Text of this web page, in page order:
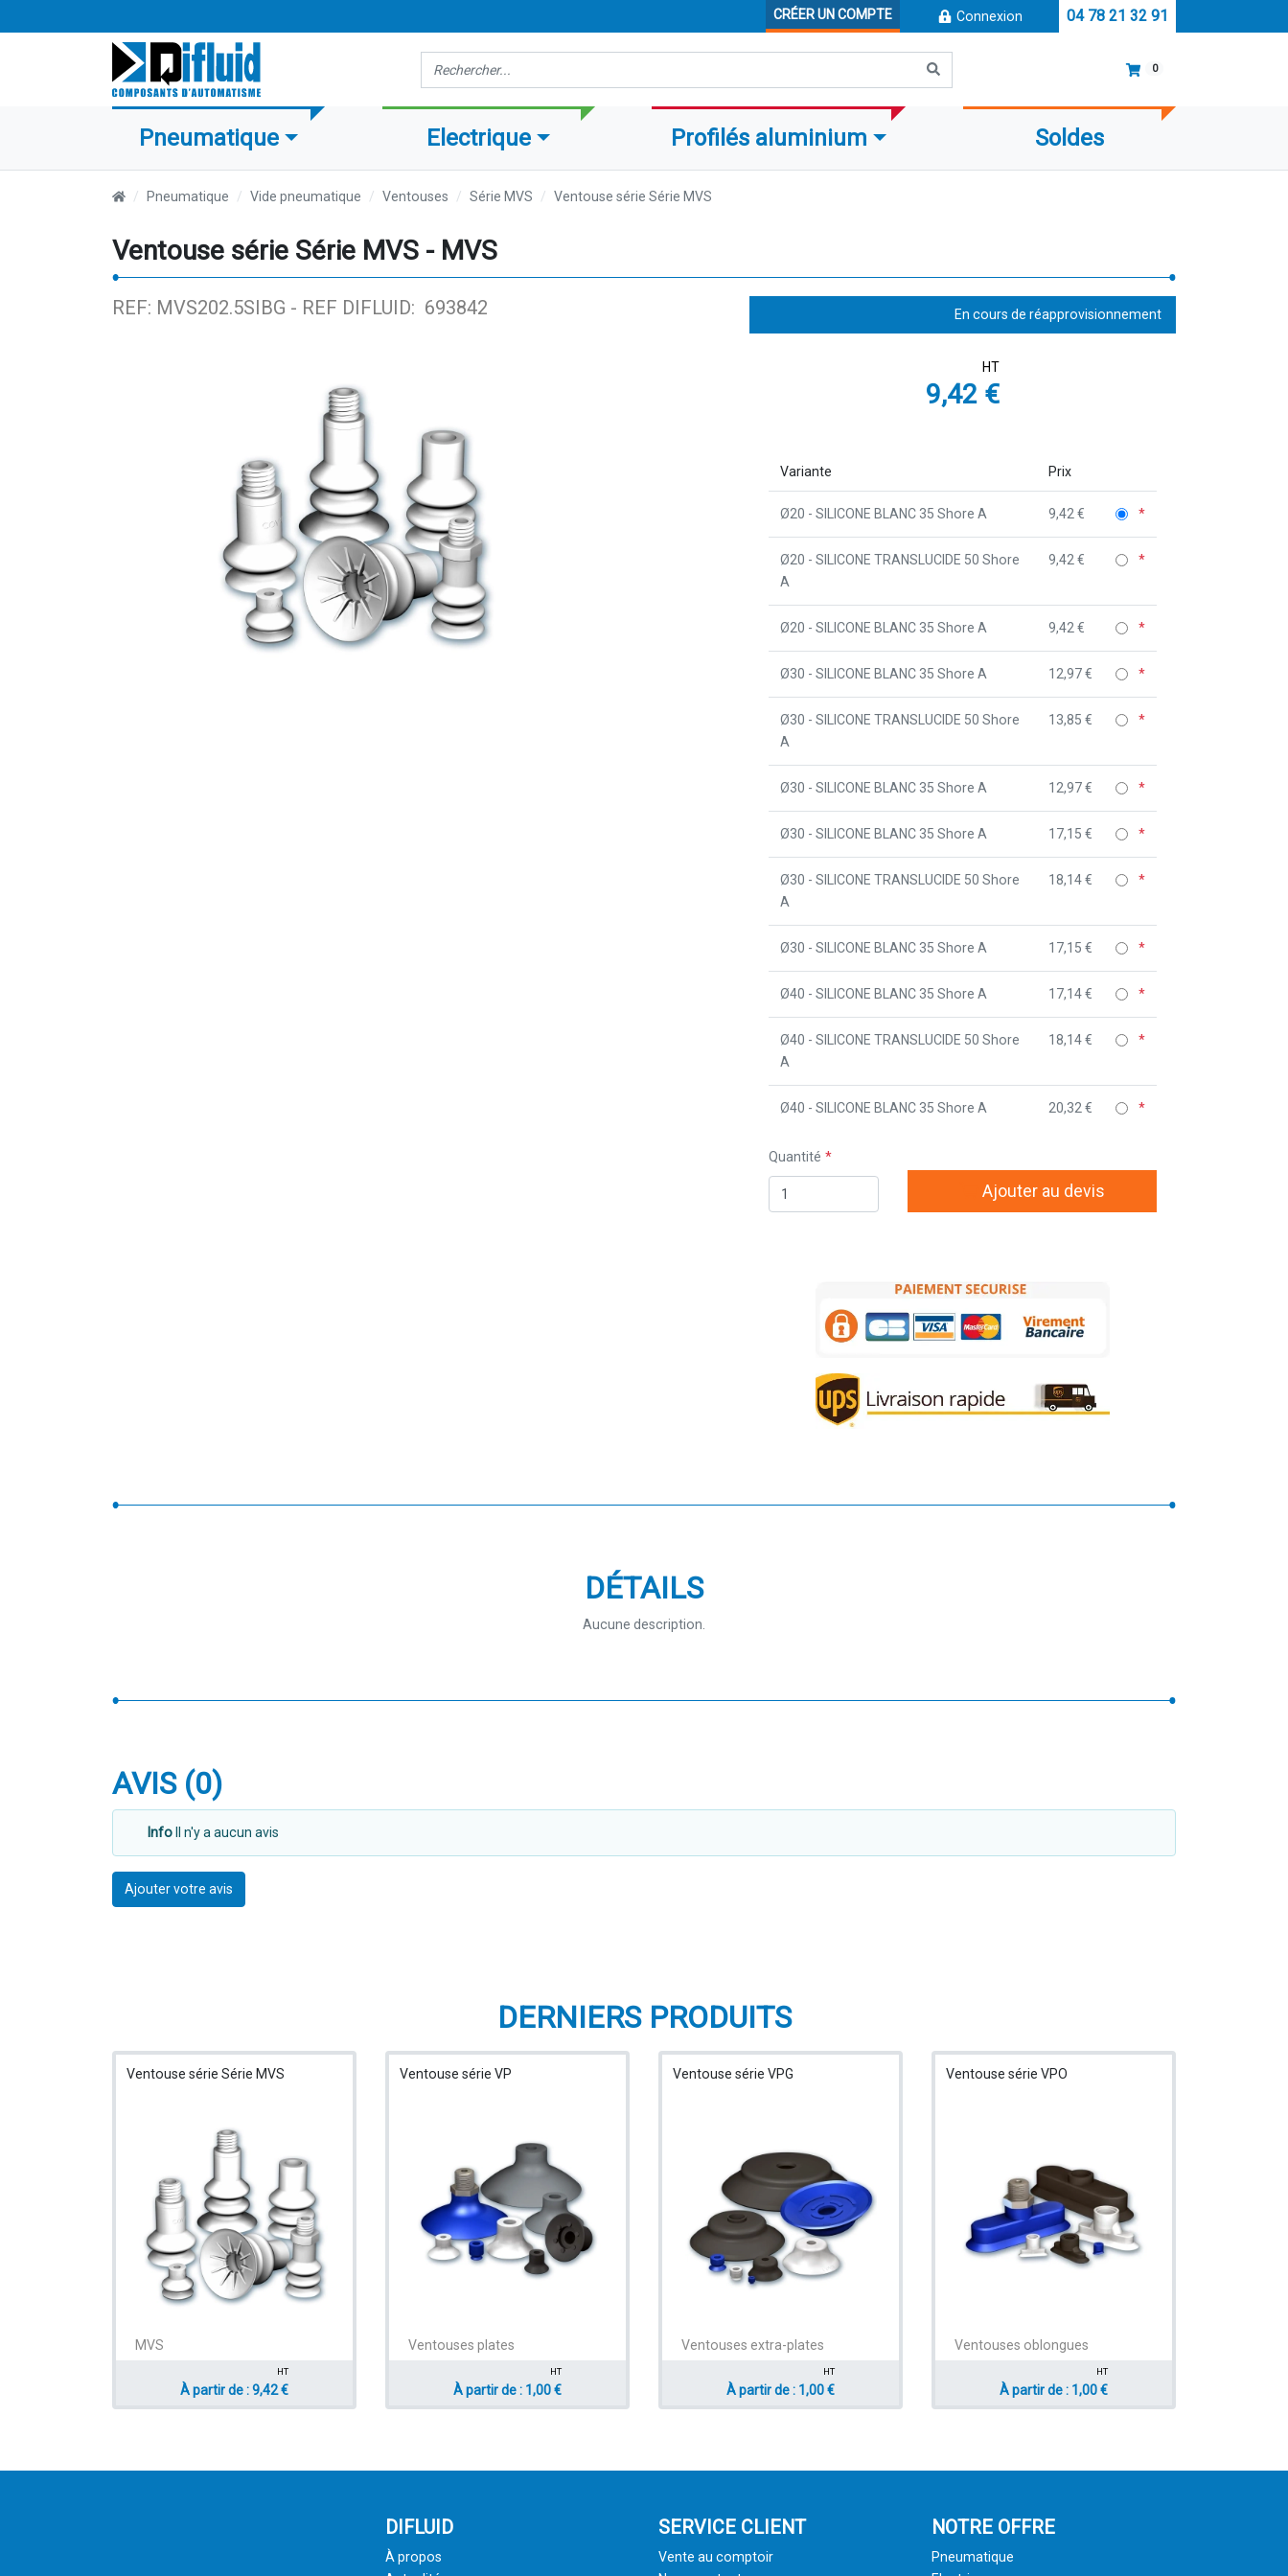
CRÉER UN COMPTE Connexion 04 78 21 32 91
Recherche 0
Pneumatique Electrique Profilés aluminium Soldes
Pneumatique Vide pneumatique Ventouses Série MVS Ventouse série Série MVS
Ventouse série Série MVS - MVS
REF: MVS202.5SIBG - REF DIFLUID: 693842 En cours de réapprovisionnement
HT
9,42 €
Variante Prix
Ø20 - SILICONE BLANC 35 Shore A 9,42 €
Ø20 - SILICONE TRANSLUCIDE 50 Shore
A
9,42 €
Ø20 - SILICONE BLANC 35 Shore A 9,42 €
Ø30 - SILICONE BLANC 35 Shore A 12,97 €
Ø30 - SILICONE TRANSLUCIDE 50 Shore
A
13,85 €
Ø30 - SILICONE BLANC 35 Shore A 12,97 €
Ø30 - SILICONE BLANC 35 Shore A 17,15 €
Ø30 - SILICONE TRANSLUCIDE 50 Shore
A
18,14 €
Ø30 - SILICONE BLANC 35 Shore A 17,15 €
Ø40 - SILICONE BLANC 35 Shore A 17,14 €
Ø40 - SILICONE TRANSLUCIDE 50 Shore
A
18,14 €
Ø40 - SILICONE BLANC 35 Shore A 20,32 €
Quantité
Ajouter au devis
DÉTAILS
Aucune description.
AVIS (0)
Info Il n'y a aucun avis
Ajouter votre avis
DERNIERS PRODUITS
Ventouse série Série MVS
MVS
HT
À partir de : 9,42 €
Ventouse série VP
Ventouses plates
HT
À partir de : 1,00 €
Ventouse série VPG
Ventouses extra-plates
HT
À partir de : 1,00 €
Ventouse série VPO
Ventouses oblongues
HT
À partir de : 1,00 €
DIFLUID
À propos
SERVICE CLIENT
Vente au comptoir
NOTRE OFFRE
Pneumatique